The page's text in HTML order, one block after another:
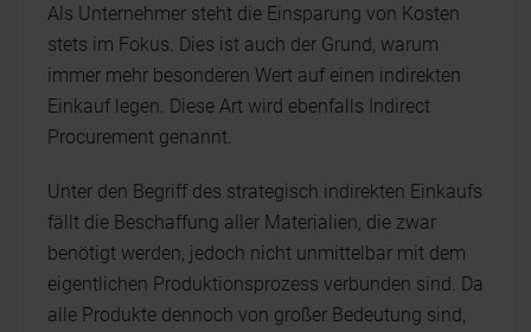
Als Unternehmer steht die Einsparung von Kosten
stets im Fokus. Dies ist auch der Grund, warum
immer mehr besonderen Wert auf einen indirekten
Einkauf legen. Diese Art wird ebenfalls Indirect
Procurement genannt.
Unter den Begriff des strategisch indirekten Einkaufs
fällt die Beschaffung aller Materialien, die zwar
benötigt werden, jedoch nicht unmittelbar mit dem
eigentlichen Produktionsprozess verbunden sind. Da
alle Produkte dennoch von großer Bedeutung sind,